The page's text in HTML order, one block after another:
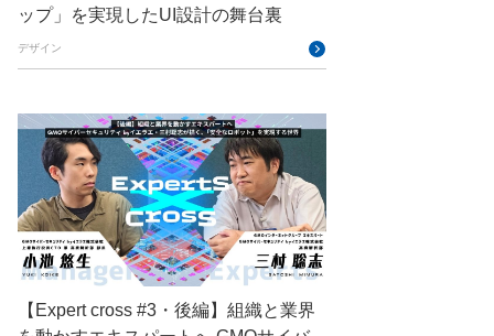
GMOコネクト
GMOサイバーセキュリティ byイエラエ
GMOブランドセキュリティ
GMOペイメントゲートウェイ
GMOペパボ GMOメイクショップ
GMOメディア GMOロボッツ
ップ」を実現したUI設計の舞台裏
デザイン
【Expert cross #3・後編】組織と業界